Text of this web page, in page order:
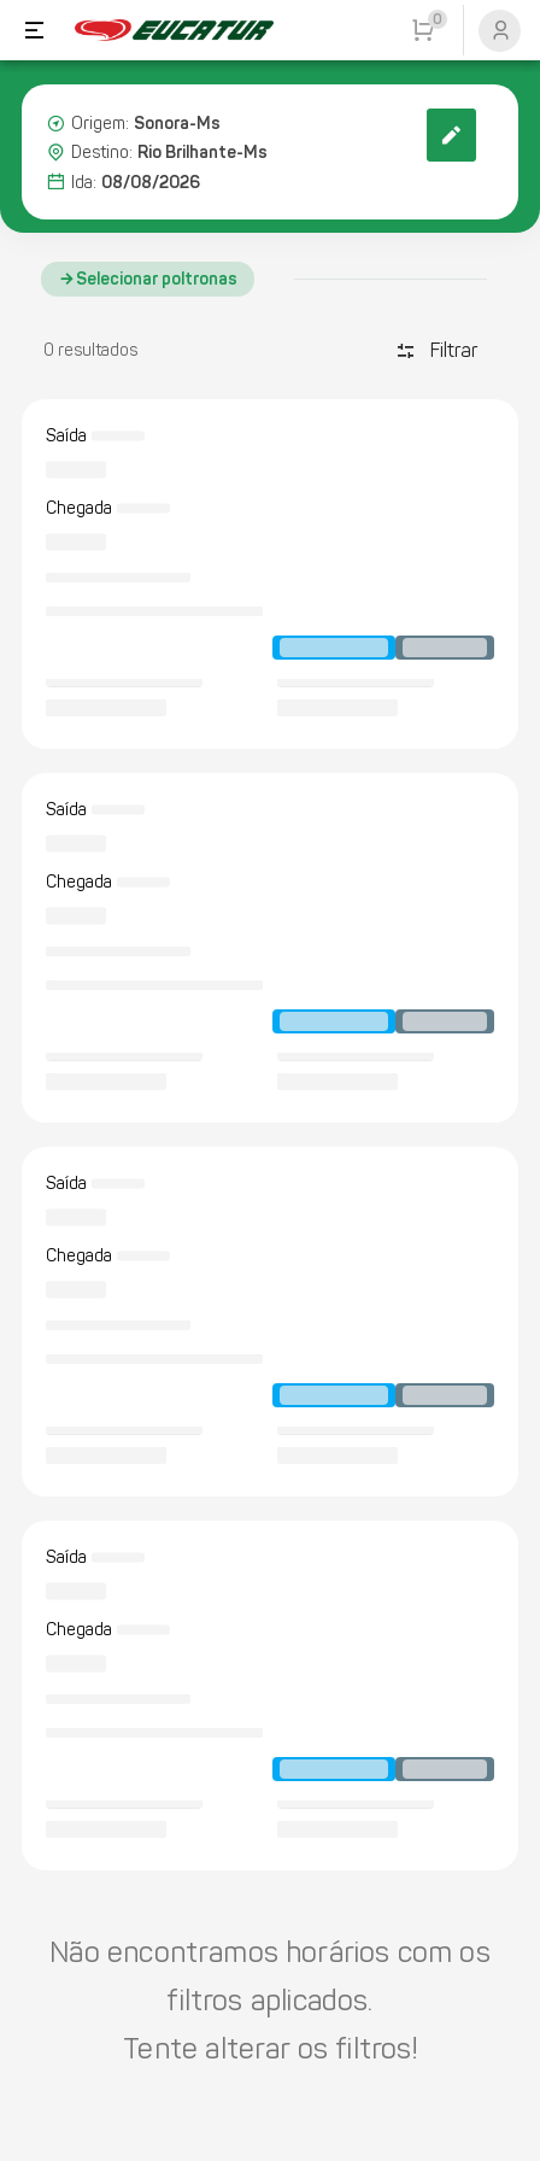
0
Origem: Sonora-Ms
Destino: Rio Brilhante-Ms
Ida: 08/08/2026
Selecionar poltronas
0 resultados discover_tune Filtrar
Saída
Chegada
Saída
Chegada
Saída
Chegada
Saída
Chegada
Não encontramos horários com os
filtros aplicados.
Tente alterar os filtros!